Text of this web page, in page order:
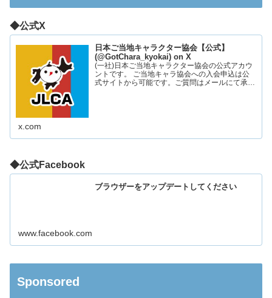
◆公式X
日本ご当地キャラクター協会【公式】
(@GotChara_kyokai) on X
(一社)日本ご当地キャラクター協会の公式アカウ
ントです。 ご当地キャラ協会への入会申込は公
式サイトから可能です。ご質問はメールにて承っ
x.com
◆公式Facebook
ブラウザーをアップデートしてください
www.facebook.com
Sponsored